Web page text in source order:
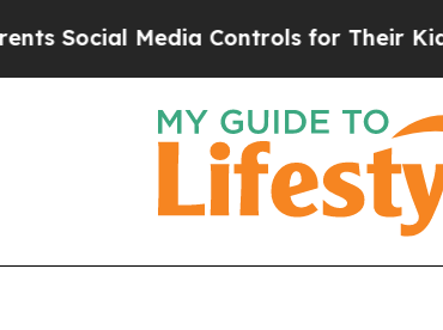
Media Controls for Their Kids. Should